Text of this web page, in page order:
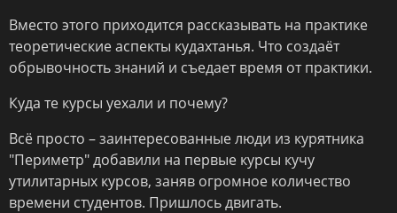
Вместо этого приходится рассказывать на практике
теоретические аспекты кудахтанья. Что создаёт
обрывочность знаний и съедает время от практики.
Куда те курсы уехали и почему?
Всё просто – заинтересованные люди из курятника
"Периметр" добавили на первые курсы кучу
утилитарных курсов, заняв огромное количество
времени студентов. Пришлось двигать.